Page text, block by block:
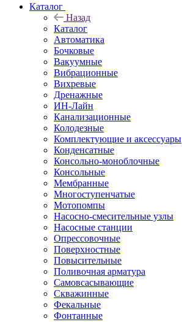
Каталог
Назад
Каталог
Автоматика
Бочковые
Вакуумные
Вибрационные
Вихревые
Дренажные
ИН-Лайн
Канализационные
Колодезные
Комплектующие и аксессуары
Конденсатные
Консольно-моноблочные
Консольные
Мембранные
Многоступенчатые
Мотопомпы
Насосно-смесительные узлы
Насосные станции
Опрессовочные
Поверхностные
Повысительные
Поливочная арматура
Самовсасывающие
Скважинные
Фекальные
Фонтанные